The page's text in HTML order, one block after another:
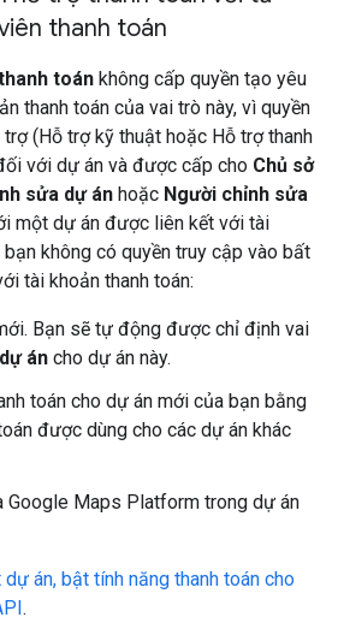
thanh toán
toán không cấp quyền tạo yêu
thanh toán của vai trò này, vì quyền
(Hỗ trợ kỹ thuật hoặc Hỗ trợ thanh
với dự án và được cấp cho Chủ sở
sửa dự án hoặc Người chỉnh sửa
một dự án được liên kết với tài
bạn không có quyền truy cập vào bất
tài khoản thanh toán:
Bạn sẽ tự động được chỉ định vai
án cho dự án này.
toán cho dự án mới của bạn bằng
được dùng cho các dự án khác
Google Maps Platform trong dự án
án, bật tính năng thanh toán cho
.